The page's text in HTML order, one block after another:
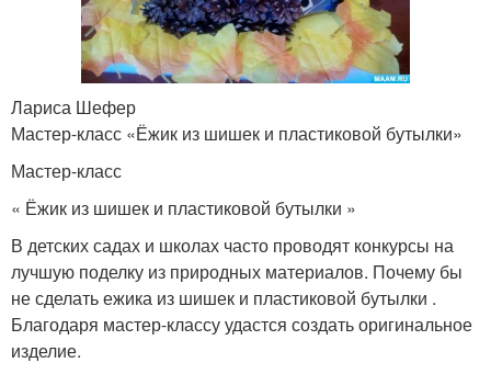
Лариса Шефер
Мастер-класс «Ёжик из шишек и пластиковой бутылки»
Мастер-класс
« Ёжик из шишек и пластиковой бутылки »
В детских садах и школах часто проводят конкурсы на
лучшую поделку из природных материалов. Почему бы
не сделать ежика из шишек и пластиковой бутылки .
Благодаря мастер-классу удастся создать оригинальное
изделие.